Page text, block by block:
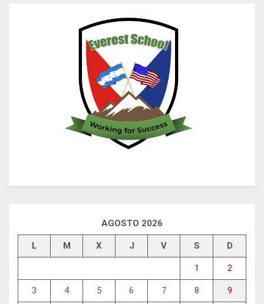
AGOSTO 2026
L M X J V S D
1 2
3 4 5 6 7 8 9